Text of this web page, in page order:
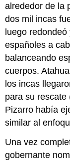
alrededor de la
dos mil incas
luego
españoles a
balanceando
cuerpos.
los incas
para su rescate
Pizarro había
similar al
Una vez
gobernante